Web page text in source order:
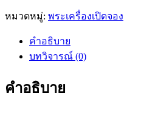
หมวดหมู่: พระเครื่องเปิดจอง
คำอธิบาย
บทวิจารณ์ (0)
คำอธิบาย